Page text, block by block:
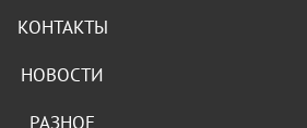
КОНТАКТЫ
НОВОСТИ
РАЗНОЕ